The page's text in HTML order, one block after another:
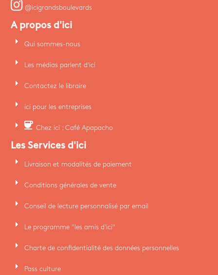
@icigrandsboulevards
A propos d'ici
arrow_right Qui sommes-nous
arrow_right Les médias parlent d'ici
arrow_right Contactez le libraire
arrow_right ici pour les entreprises
arrow_right coffee Chez ici : Café Apapacho
Les Services d'ici
arrow_right Livraison et modalités de paiement
arrow_right Conditions générales de vente
arrow_right Conseil de lecture personnalisé par email
arrow_right Le programme "les amis d'ici"
arrow_right Charte de confidentialité des données personnelles
arrow_right Pass culture